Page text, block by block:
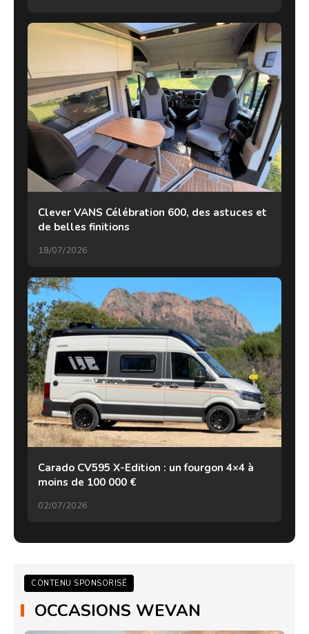
Clever VANS Célébration 600, des astuces et
de belles finitions
18/07/2026
Carado CV595 X-Edition : un fourgon 4×4 à
moins de 100 000 €
02/07/2026
CONTENU SPONSORISÉ
OCCASIONS WEVAN